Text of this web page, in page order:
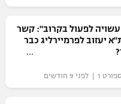
לפעול בקרוב": קשר
יעזוב לפרמיירליג כבר
9 חודשים